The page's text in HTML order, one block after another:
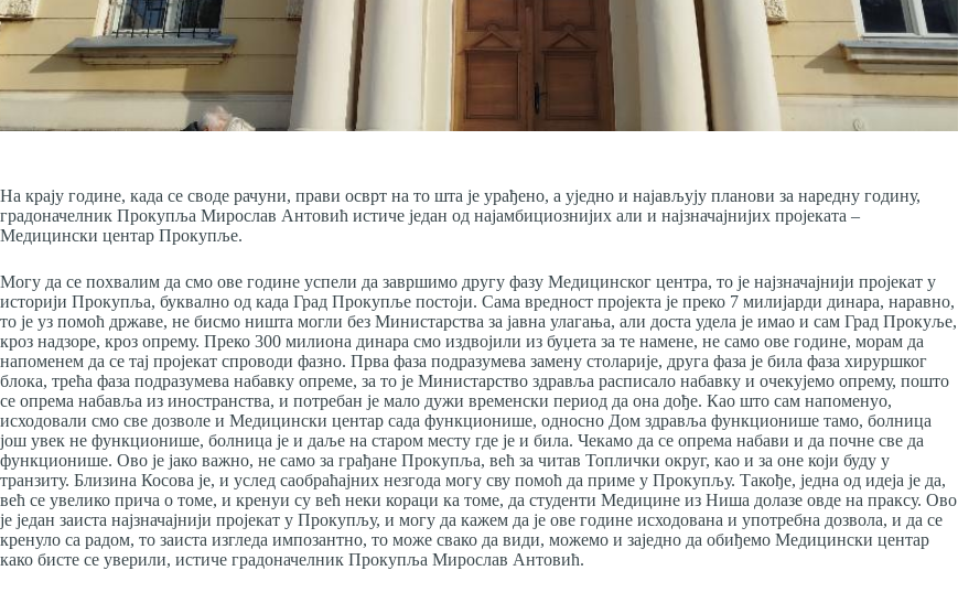
На крају године, када се своде рачуни, прави осврт на то шта је урађено, а уједно и најављују планови за наредну годину,
градоначелник Прокупља Мирослав Антовић истиче један од најамбициознијих али и најзначајнијих пројеката –
Медицински центар Прокупље.
Могу да се похвалим да смо ове године успели да завршимо другу фазу Медицинског центра, то је најзначајнији пројекат у
историји Прокупља, буквално од када Град Прокупље постоји. Сама вредност пројекта је преко 7 милијарди динара, наравно,
то је уз помоћ државе, не бисмо ништа могли без Министарства за јавна улагања, али доста удела је имао и сам Град Прокуље,
кроз надзоре, кроз опрему. Преко 300 милиона динара смо издвојили из буџета за те намене, не само ове године, морам да
напоменем да се тај пројекат спроводи фазно. Прва фаза подразумева замену столарије, друга фаза је била фаза хируршког
блока, трећа фаза подразумева набавку опреме, за то је Министарство здравља расписало набавку и очекујемо опрему, пошто
се опрема набавља из иностранства, и потребан је мало дужи временски период да она дође. Као што сам напоменуо,
исходовали смо све дозволе и Медицински центар сада функционише, односно Дом здравља функционише тамо, болница
још увек не функционише, болница је и даље на старом месту где је и била. Чекамо да се опрема набави и да почне све да
функционише. Ово је јако важно, не само за грађане Прокупља, већ за читав Топлички округ, као и за оне који буду у
транзиту. Близина Косова је, и услед саобраћајних незгода могу сву помоћ да приме у Прокупљу. Такође, једна од идеја је да,
већ се увелико прича о томе, и кренуи су већ неки кораци ка томе, да студенти Медицине из Ниша долазе овде на праксу. Ово
је један заиста најзначајнији пројекат у Прокупљу, и могу да кажем да је ове године исходована и употребна дозвола, и да се
кренуло са радом, то заиста изгледа импозантно, то може свако да види, можемо и заједно да обиђемо Медицински центар
како бисте се уверили, истиче градоначелник Прокупља Мирослав Антовић.